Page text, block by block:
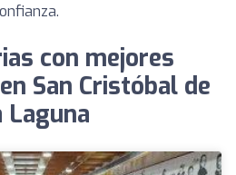
con mejores
San Cristóbal de
Laguna